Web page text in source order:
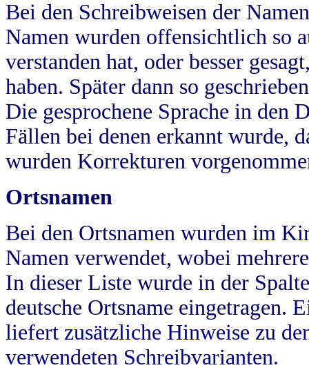
Bei den Schreibweisen der
Namen wurden offensichtlich so
verstanden hat, oder besser
haben. Später dann so
Die gesprochene Sprache in
Fällen bei denen erkannt wurde,
wurden Korrekturen
Ortsnamen
Bei den Ortsnamen wurden im
Namen verwendet, wobei
In dieser Liste wurde in der
deutsche Ortsname eingetragen.
liefert zusätzliche Hinweise zu
verwendeten Schreibvarianten.